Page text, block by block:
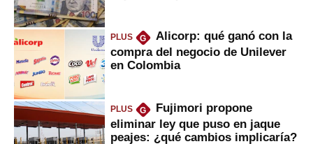
PLUS G
Alicorp: qué ganó con la
compra del negocio de Unilever
en Colombia
PLUS G
Fujimori propone
eliminar ley que puso en jaque
peajes: ¿qué cambios implicaría?